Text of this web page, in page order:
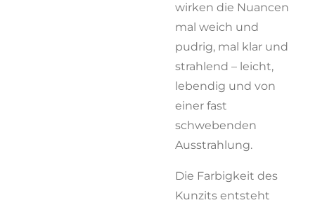
wirken die Nuancen
mal weich und
pudrig, mal klar und
strahlend – leicht,
lebendig und von
einer fast
schwebenden
Ausstrahlung.
Die Farbigkeit des
Kunzits entsteht